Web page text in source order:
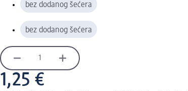
bez dodanog šećera
bez dodanog šećera
1,25 €